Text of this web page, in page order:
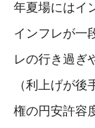
年夏場にはイ
インフレが一
レの行き過ぎ
（利上げが
権の円安許容